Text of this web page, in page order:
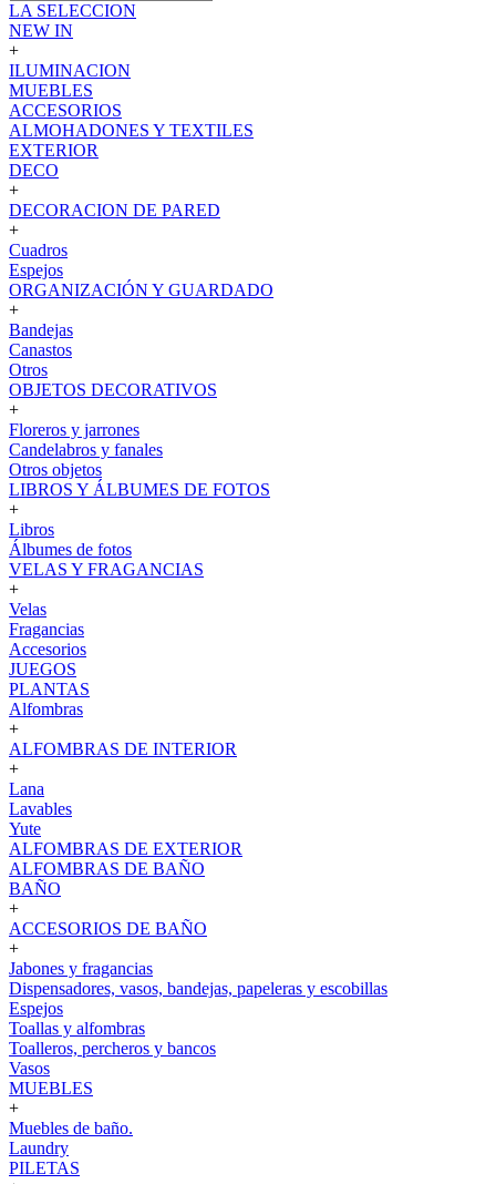
LA SELECCION
NEW IN
+
ILUMINACION
MUEBLES
ACCESORIOS
ALMOHADONES Y TEXTILES
EXTERIOR
DECO
+
DECORACION DE PARED
+
Cuadros
Espejos
ORGANIZACIÓN Y GUARDADO
+
Bandejas
Canastos
Otros
OBJETOS DECORATIVOS
+
Floreros y jarrones
Candelabros y fanales
Otros objetos
LIBROS Y ÁLBUMES DE FOTOS
+
Libros
Álbumes de fotos
VELAS Y FRAGANCIAS
+
Velas
Fragancias
Accesorios
JUEGOS
PLANTAS
Alfombras
+
ALFOMBRAS DE INTERIOR
+
Lana
Lavables
Yute
ALFOMBRAS DE EXTERIOR
ALFOMBRAS DE BAÑO
BAÑO
+
ACCESORIOS DE BAÑO
+
Jabones y fragancias
Dispensadores, vasos, bandejas, papeleras y escobillas
Espejos
Toallas y alfombras
Toalleros, percheros y bancos
Vasos
MUEBLES
+
Muebles de baño.
Laundry
PILETAS